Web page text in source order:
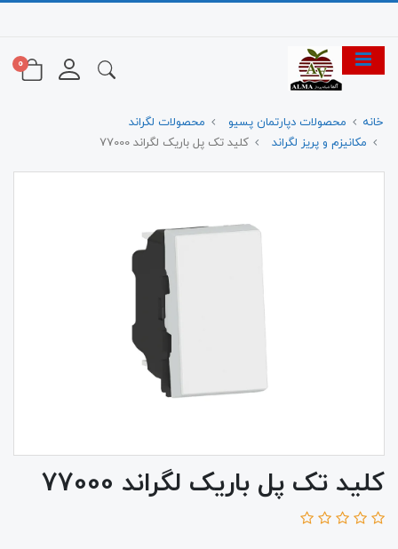
0
خانه محصولات دپارتمان پسیو
محصولات لگراند
مکانیزم و پریز لگراند
کلید تک پل باریک لگراند 77000
کلید تک پل باریک لگراند 77000